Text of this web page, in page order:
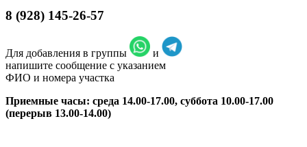
8 (928) 145-26-57
Для добавления в группы
и
напишите сообщение с указанием
ФИО и номера участка
Приемные часы: среда 14.00-17.00, суббота 10.00-17.00
(перерыв 13.00-14.00)